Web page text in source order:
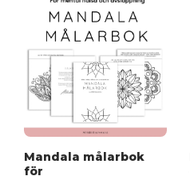
Mandala målarbok
för